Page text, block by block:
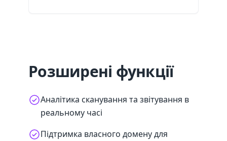
Розширені функції
Аналітика сканування та звітування в
реальному часі
Підтримка власного домену для